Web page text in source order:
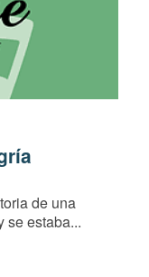
de una
se estaba...